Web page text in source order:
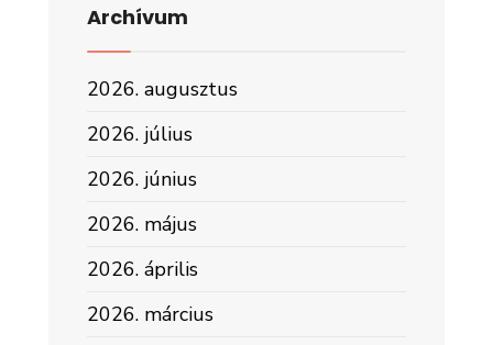
Archívum
2026. augusztus
2026. július
2026. június
2026. május
2026. április
2026. március